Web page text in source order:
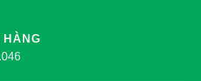
HÀNG